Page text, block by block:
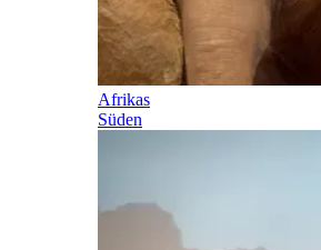
Afrikas
Süden